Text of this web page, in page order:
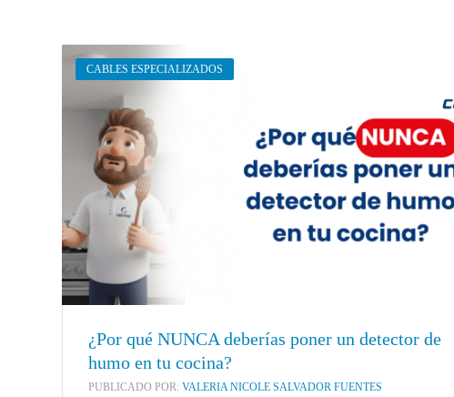
CABLES ESPECIALIZADOS
¿Por qué NUNCA deberías poner un detector de
humo en tu cocina?
PUBLICADO POR: VALERIA NICOLE SALVADOR FUENTES